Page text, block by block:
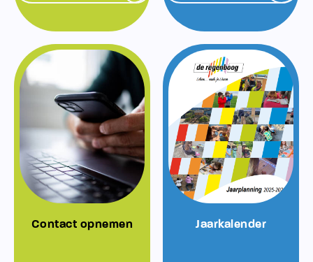
Contact opnemen Jaarkalender